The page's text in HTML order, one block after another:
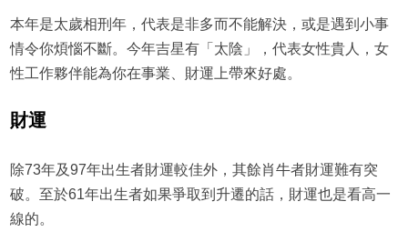
本年是太歲相刑年，代表是非多而不能解決，或是遇到小事
情令你煩惱不斷。今年吉星有「太陰」，代表女性貴人，女
性工作夥伴能為你在事業、財運上帶來好處。
財運
除73年及97年出生者財運較佳外，其餘肖牛者財運難有突
破。至於61年出生者如果爭取到升遷的話，財運也是看高一
線的。